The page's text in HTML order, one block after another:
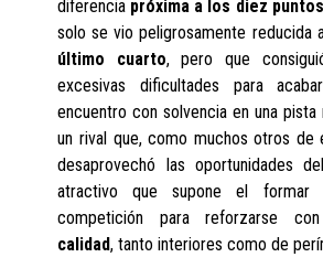
diferencia próxima a los diez
solo se vio peligrosamente reducida
último cuarto, pero que
excesivas dificultades para
encuentro con solvencia en una pista
un rival que, como muchos otros de
desaprovechó las oportunidades
atractivo que supone el
competición para reforzarse
calidad, tanto interiores como de